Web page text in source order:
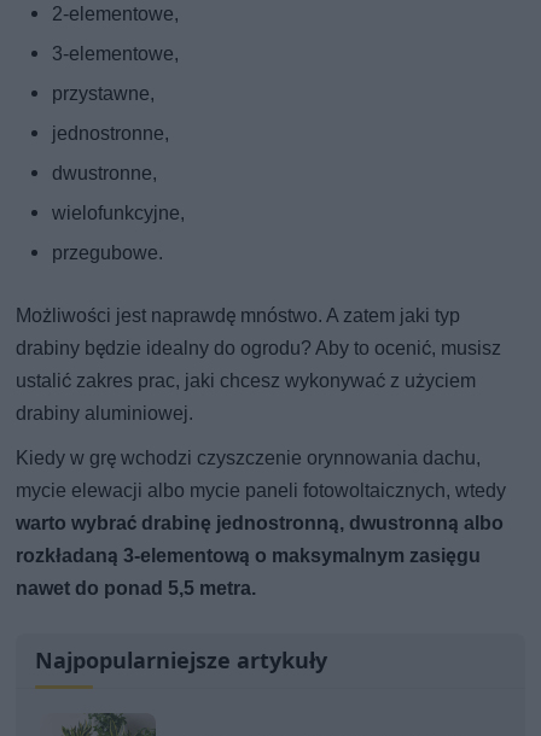
2-elementowe,
3-elementowe,
przystawne,
jednostronne,
dwustronne,
wielofunkcyjne,
przegubowe.
Możliwości jest naprawdę mnóstwo. A zatem jaki typ
drabiny będzie idealny do ogrodu? Aby to ocenić, musisz
ustalić zakres prac, jaki chcesz wykonywać z użyciem
drabiny aluminiowej.
Kiedy w grę wchodzi czyszczenie orynnowania dachu,
mycie elewacji albo mycie paneli fotowoltaicznych, wtedy
warto wybrać drabinę jednostronną, dwustronną albo
rozkładaną 3-elementową o maksymalnym zasięgu
nawet do ponad 5,5 metra.
Najpopularniejsze artykuły